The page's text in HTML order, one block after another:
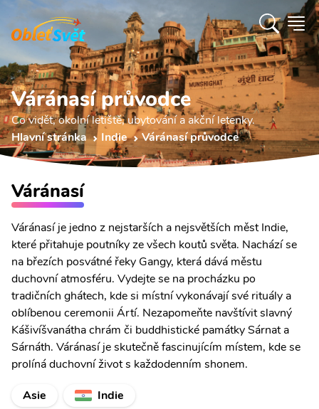
Váránasí průvodce
Co vidět, okolní letiště, ubytování a akční letenky.
Hlavní stránka
Indie Váránasí průvodce
Váránasí
Váránasí je jedno z nejstarších a nejsvětších měst Indie,
které přitahuje poutníky ze všech koutů světa. Nachází se
na březích posvátné řeky Gangy, která dává městu
duchovní atmosféru. Vydejte se na procházku po
tradičních ghátech, kde si místní vykonávají své rituály a
oblíbenou ceremonii Ártí. Nezapomeňte navštívit slavný
Kášivíšvanátha chrám či buddhistické památky Sárnat a
Sárnáth. Váránasí je skutečně fascinujícím místem, kde se
prolíná duchovní život s každodenním shonem.
Asie
Indie